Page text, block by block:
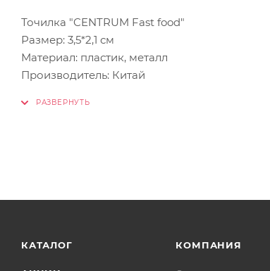
Точилка "CENTRUM Fast food"
Размер: 3,5*2,1 см
Материал: пластик, металл
Производитель: Китай
КАТАЛОГ КОМПАНИЯ